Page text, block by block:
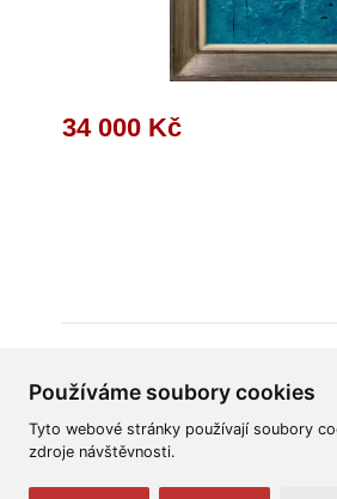
Používáme soubory cookies
Tyto webové stránky používají soubory
zdroje návštěvnosti.
34 000 Kč